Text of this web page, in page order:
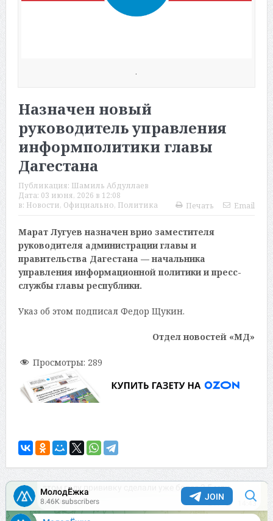
.
Назначен новый
руководитель управления
информполитики главы
Дагестана
Публикация: Шамиль Абдуллаев
Дата: 03 июня, 2026 в 12:08
в: Новости, Официально, Политика Печать Email
Марат Лугуев назначен врио заместителя
руководителя администрации главы и
правительства Дагестана — начальника
управления информационной политики и пресс-
службы главы республики.
Указ об этом подписал Федор Щукин.
Отдел новостей «МД»
Просмотры: 289